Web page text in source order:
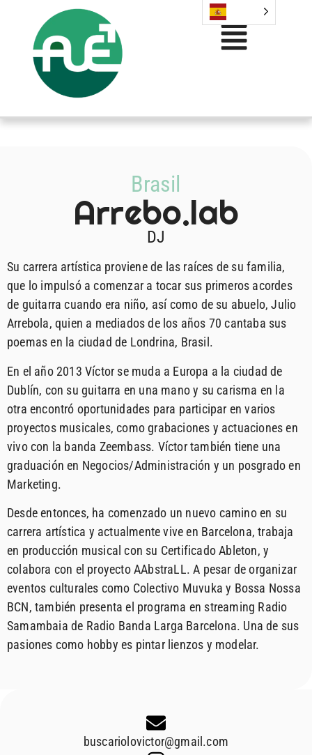
buscariolovictor@gmail.com
Brasil
Arrebo.lab
DJ
Su carrera artística proviene de las raíces de su familia,
que lo impulsó a comenzar a tocar sus primeros acordes
de guitarra cuando era niño, así como de su abuelo, Julio
Arrebola, quien a mediados de los años 70 cantaba sus
poemas en la ciudad de Londrina, Brasil.
En el año 2013 Víctor se muda a Europa a la ciudad de
Dublín, con su guitarra en una mano y su carisma en la
otra encontró oportunidades para participar en varios
proyectos musicales, como grabaciones y actuaciones en
vivo con la banda Zeembass. Víctor también tiene una
graduación en Negocios/Administración y un posgrado en
Marketing.
Desde entonces, ha comenzado un nuevo camino en su
carrera artística y actualmente vive en Barcelona, trabaja
en producción musical con su Certificado Ableton, y
colabora con el proyecto AAbstraLL. A pesar de organizar
eventos culturales como Colectivo Muvuka y Bossa Nossa
BCN, también presenta el programa en streaming Radio
Samambaia de Radio Banda Larga Barcelona. Una de sus
pasiones como hobby es pintar lienzos y modelar.